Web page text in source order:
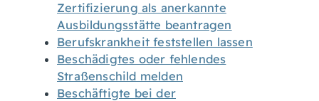
Zertifizierung als anerkannte
Ausbildungsstätte beantragen
Berufskrankheit feststellen lassen
Beschädigtes oder fehlendes
Straßenschild melden
Beschäftigte bei der